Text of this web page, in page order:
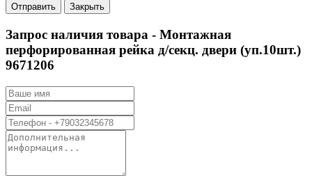
Отправить Закрыть
Запрос наличия товара - Монтажная
перфорированная рейка д/секц. двери (уп.10шт.)
9671206